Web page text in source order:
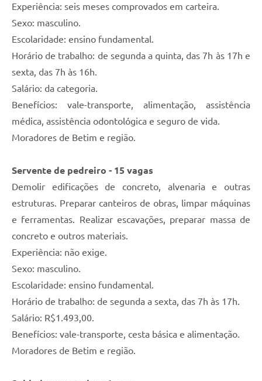
Experiência: seis meses comprovados em carteira.
Sexo: masculino.
Escolaridade: ensino fundamental.
Horário de trabalho: de segunda a quinta, das 7h às 17h e
sexta, das 7h às 16h.
Salário: da categoria.
Benefícios: vale-transporte, alimentação, assistência
médica, assistência odontológica e seguro de vida.
Moradores de Betim e região.
Servente de pedreiro - 15 vagas
Demolir edificações de concreto, alvenaria e outras
estruturas. Preparar canteiros de obras, limpar máquinas
e ferramentas. Realizar escavações, preparar massa de
concreto e outros materiais.
Experiência: não exige.
Sexo: masculino.
Escolaridade: ensino fundamental.
Horário de trabalho: de segunda a sexta, das 7h às 17h.
Salário: R$1.493,00.
Benefícios: vale-transporte, cesta básica e alimentação.
Moradores de Betim e região.